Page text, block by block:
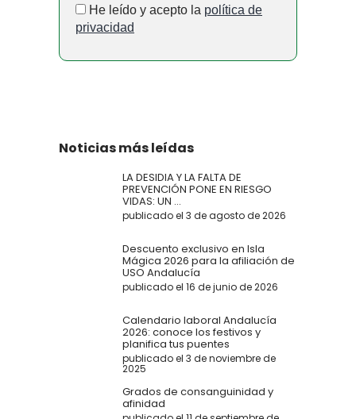
He leído y acepto la política de
privacidad
Noticias más leídas
LA DESIDIA Y LA FALTA DE
PREVENCIÓN PONE EN RIESGO
VIDAS: UN ...
publicado el 3 de agosto de 2026
Descuento exclusivo en Isla
Mágica 2026 para la afiliación de
USO Andalucía
publicado el 16 de junio de 2026
Calendario laboral Andalucía
2026: conoce los festivos y
planifica tus puentes
publicado el 3 de noviembre de
2025
Grados de consanguinidad y
afinidad